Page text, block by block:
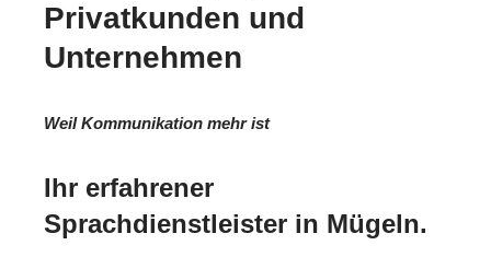
Privatkunden und
Unternehmen
Weil Kommunikation mehr ist
Ihr erfahrener
Sprachdienstleister in Mügeln.